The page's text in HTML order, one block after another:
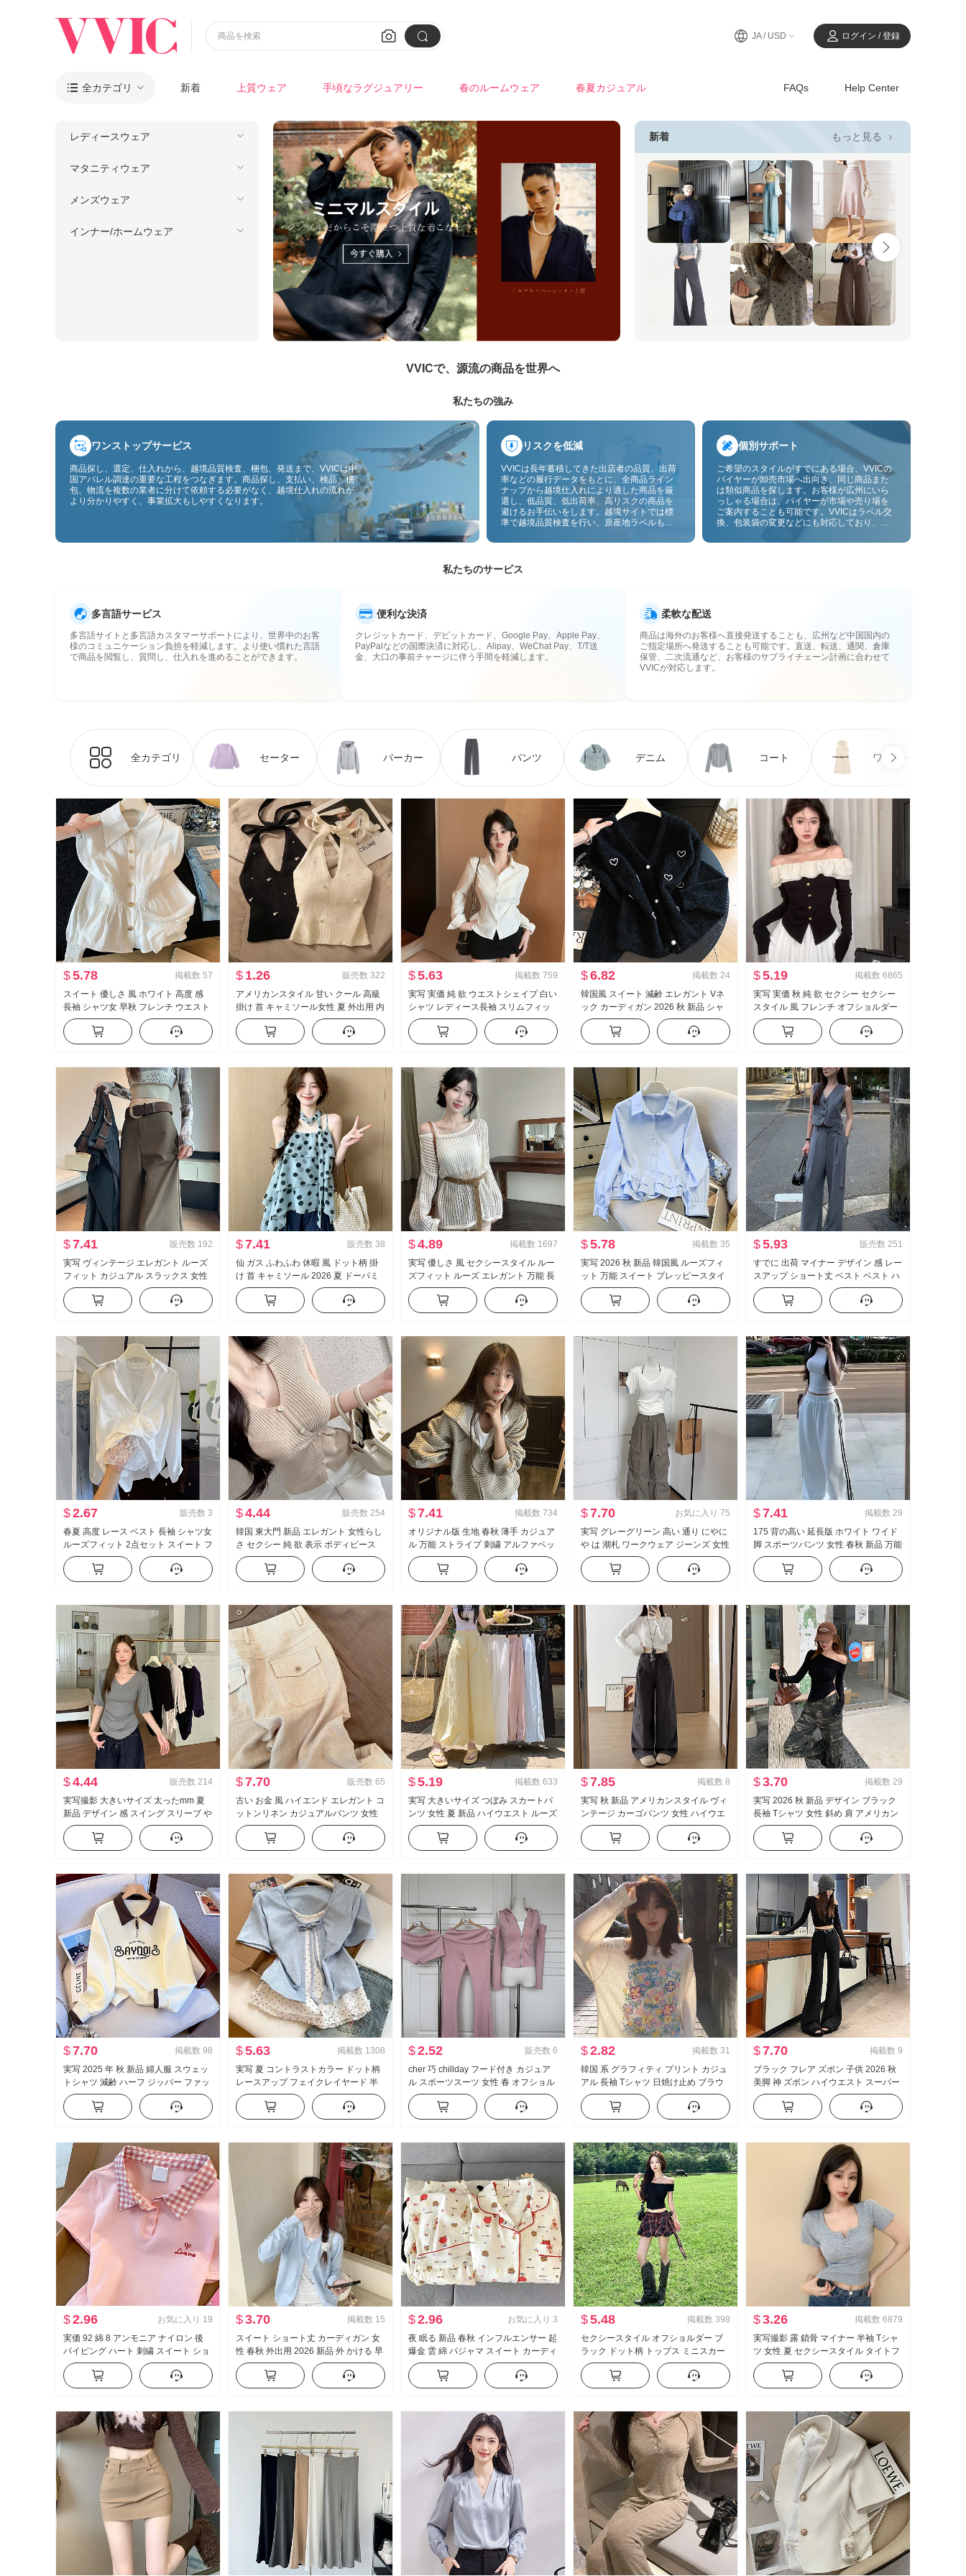
 
商品を検索 JA / USD ログイン / 登録
 全カテゴリ 新着 上質ウェア 手頃なラグジュアリー 春のルームウェア 春夏カジュアル FAQs Help Center
レディースウェア
マタニティウェア
メンズウェア
インナー/ホームウェア
新着 もっと見る 
VVICで、源流の商品を世界へ
私たちの強み
ワンストップサービス
商品探し、選定、仕入れから、越境品質検査、梱包、発送まで、VVICは中
国アパレル調達の重要な工程をつなぎます。商品探し、支払い、検品、梱
包、物流を複数の業者に分けて依頼する必要がなく、越境仕入れの流れが
より分かりやすく、事業拡大もしやすくなります。
リスクを低減
VVICは長年蓄積してきた出店者の品質、出荷
率などの履行データをもとに、全商品ライン
ナップから越境仕入れにより適した商品を厳
選し、低品質、低出荷率、高リスクの商品を
避けるお手伝いをします。越境サイトでは標
準で越境品質検査を行い、原産地ラベルも貼
スのリスクをさらに抑えます。
個別サポート
ご希望のスタイルがすでにある場合、VVICの
バイヤーが卸売市場へ出向き、同じ商品また
は類似商品を探します。お客様が広州にいら
っしゃる場合は、バイヤーが市場や売り場を
ご案内することも可能です。VVICはラベル交
換、包装袋の変更などにも対応しており、今
にも対応予定です。仕入れをお客様のビジネ
私たちのサービス
多言語サービス
多言語サイトと多言語カスタマーサポートにより、世界中のお客
様のコミュニケーション負担を軽減します。より使い慣れた言語
で商品を閲覧し、質問し、仕入れを進めることができます。
便利な決済
クレジットカード、デビットカード、Google Pay、Apple Pay、
PayPalなどの国際決済に対応し、Alipay、WeChat Pay、T/T送
金、大口の事前チャージに伴う手間を軽減します。
柔軟な配送
商品は海外のお客様へ直接発送することも、広州など中国国内の
ご指定場所へ発送することも可能です。直送、転送、通関、倉庫
保管、二次流通など、お客様のサプライチェーン計画に合わせて
VVICが対応します。
全カテゴリ セーター パーカー パンツ デニム コート ワンピース
$5.78 掲載数 57
スイート 優しさ 風 ホワイト 高度 感
長袖 シャツ女 早秋 フレンチ ウエスト
シェイプ スリム効果 トップス
$ 1.26 販売数 322
アメリカンスタイル 甘い クール 高級
掛け 首 キャミソール女性 夏 外出用 内
かける インナーシャツ セクシースタ
イル ニット ベアトップ トップス
$5.63 掲載数 759
実写 実価 純 欲 ウエストシェイプ 白い
シャツ レディース長袖 スリムフィッ
ト セクシー タイトフィット シャツ ol
制服 キャリア 作業服
$6.82 掲載数 24
韓国風 スイート 減齢 エレガント Vネ
ック カーディガン 2026 秋 新品 シャ
ネル風 ファッション シンプル セータ
ー コートの女性
$5.19 掲載数 6865
実写 実価 秋 純 欲 セクシー セクシー
スタイル 風 フレンチ オフショルダー
長袖 Tシャツ 女性 フリル ウエストシ
ェイプ トップス
$7.41 販売数 192
実写 ヴィンテージ エレガント ルーズ
フィット カジュアル スラックス 女性
2025 春 新品 ハイウエスト スリム効果
垂 感 フロアレングス ズボン 長ズボン
$7.41 販売数 38
仙 ガス ふわふわ 休暇 風 ドット柄 掛
け 首 キャミソール 2026 夏 ドーパミ
ン ケーキ ポンポン ベビーシャツ トッ
プス
$4.89 掲載数 1697
実写 優しさ 風 セクシースタイル ルー
ズフィット ルーズ エレガント 万能 長
袖 レース ニット ブラウス キャミソー
ル
$5.78 掲載数 35
実写 2026 秋 新品 韓国風 ルーズフィ
ット 万能 スイート プレッピースタイ
ル フリル 長袖 シャツ レディーストッ
プス
$5.93 販売数 251
すでに 出荷 マイナー デザイン 感 レー
スアップ ショート丈 ベスト ベスト ハ
イウエスト 垂 感 ワイド 脚 カジュアル
パンツ セットアップ
$2.67 販売数 3
春夏 高度 レース ベスト 長袖 シャツ女
ルーズフィット 2点セット スイート フ
レッシュ
$4.44 販売数 254
韓国 東大門 新品 エレガント 女性らし
さ セクシー 純 欲 表示 ボディピース
側 系 バックル 半袖 ニット Tシャツ ト
ップス
$7.41 掲載数 734
オリジナル版 生地 春秋 薄手 カジュア
ル 万能 ストライプ 刺繍 アルファベッ
ト スウェットシャツ コート
$7.70 お気に入り 75
実写 グレーグリーン 高い 通り にやに
や は 潮札 ワークウェア ジーンズ 女性
アメリカンスタイル ヴィンテージ ル
ーズフィット フロアレングス カジュ
アル ズボン
$7.41 掲載数 29
175 背の高い 延長版 ホワイト ワイド
脚 スポーツパンツ 女性 春秋 新品 万能
ストライプ カジュアル フロアレング
ス ズボン
$4.44 販売数 214
実写撮影 大きいサイズ 太ったmm 夏
新品 デザイン 感 スイング スリーブ や
せている t カジュアル スリム効果 スリ
ムフィット 底打ち トップス
$7.70 販売数 65
古い お金 風 ハイエンド エレガント コ
ットンリネン カジュアルパンツ 女性
春 夏 2026 新品 ルーズフィット スリ
ム効果 軽薄 ストレートパンツ
$5.19 掲載数 633
実写 大きいサイズ つぼみ スカートパ
ンツ 女性 夏 新品 ハイウエスト ルーズ
フィット スリム効果 垂 感 バルーンパ
ンツ カジュアル ワイドパンツ
$7.85 掲載数 8
実写 秋 新品 アメリカンスタイル ヴィ
ンテージ カーゴパンツ 女性 ハイウエ
スト 小柄 ルーズフィット スリム効果
ワイド 脚 カジュアル 曲げナイフ ズボ
ン
$3.70 掲載数 29
実写 2026 秋 新品 デザイン ブラック
長袖 Tシャツ 女性 斜め 肩 アメリカン
スタイル セクシースタイル オフショ
ルダー オフショルダー トップス
$7.70 掲載数 98
実写 2025 年 秋 新品 婦人服 スウェッ
トシャツ 減齢 ハーフ ジッパー ファッ
ション ポロ襟 カジュアル 万能 スリム
効果
$5.63 掲載数 1308
実写 夏 コントラストカラー ドット柄
レースアップ フェイクレイヤード 半
袖 Tシャツ 女性 夏 新品 スイートスタ
イル マイナー トップス
$2.52 販売数 6
cher 巧 chillday フード付き カジュア
ル スポーツスーツ 女性 春 オフショル
ダー コート ベルボトム スリーピース
$2.82 掲載数 31
韓国 系 グラフィティ プリント カジュ
アル 長袖 Tシャツ 日焼け止め ブラウ
ス 女性 春夏 ルーズフィット ルーズ 風
が冷たい 感 クルーネック トップス
$7.70 掲載数 9
ブラック フレア ズボン 子供 2026 秋
美脚 神 ズボン ハイウエスト スーパー
モデル ズボン スリムフィット 伸縮性
カジュアル ラッパ スラックス
$2.96 お気に入り 19
実価 92 綿 8 アンモニア ナイロン 後
パイピング ハート 刺繍 スイート ショ
ート丈 ポロ襟 Tシャツ スリムフィット
小柄 トレンド
$3.70 掲載数 15
スイート ショート丈 カーディガン 女
性 春秋 外出用 2026 新品 外 かける 早
秋 chic 今年は ポップ の ニット コート
$2.96 お気に入り 3
夜 眠る 新品 春秋 インフルエンサー 起
爆金 雲 綿 パジャマ スイート カーディ
ガン 長袖 長ズボン ルームウェア セッ
トアップ
$5.48 掲載数 398
セクシースタイル オフショルダー ブ
ラック ドット柄 トップス ミニスカー
ト セットアップ ストラップ チェック
柄 つぼみ スカート ヴィンテージ チェ
ック柄スカート
$3.26 掲載数 6879
実写撮影 露 鎖骨 マイナー 半袖 Tシャ
ツ 女性 夏 セクシースタイル タイトフ
ィット 新品 ボタン デザイン 感 ショー
ト丈 トップス